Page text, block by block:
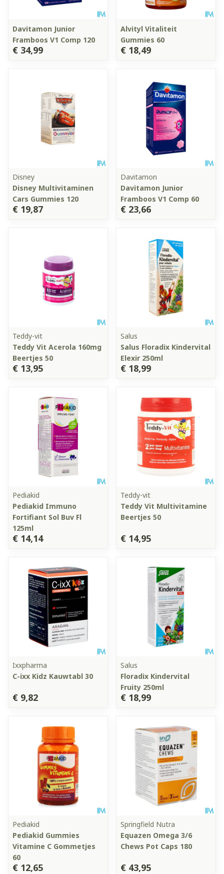
Davitamon Junior
Framboos V1 Comp 120
€ 34,99
Alvityl Vitaliteit
Gummies 60
€ 18,49
Disney
Disney Multivitaminen
Cars Gummies 120
€ 19,87
Davitamon
Davitamon Junior
Framboos V1 Comp 60
€ 23,66
Teddy-vit
Teddy Vit Acerola 160mg
Beertjes 50
€ 13,95
Salus
Salus Floradix Kindervital
Elexir 250ml
€ 18,99
Pediakid
Pediakid Immuno
Fortifiant Sol Buv Fl
125ml
€ 14,14
Teddy-vit
Teddy Vit Multivitamine
Beertjes 50
€ 14,95
Ixxpharma
C-ixx Kidz Kauwtabl 30
€ 9,82
Salus
Floradix Kindervital
Fruity 250ml
€ 18,99
Pediakid
Pediakid Gummies
Vitamine C Gommetjes
60
€ 12,65
Springfield Nutra
Equazen Omega 3/6
Chews Pot Caps 180
€ 43,95